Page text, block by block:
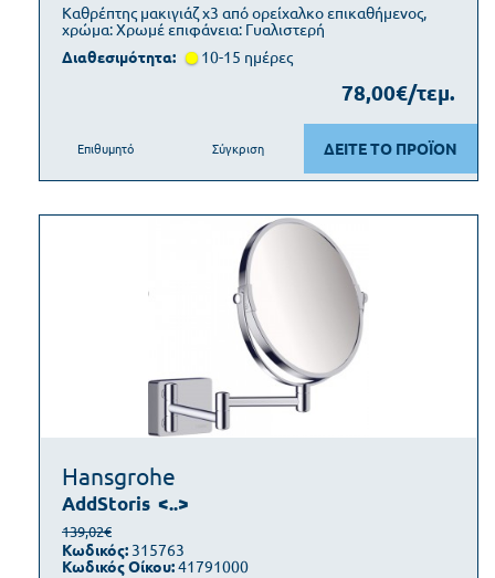
Καθρέπτης μακιγιάζ x3 από ορείχαλκο επικαθήμενος,
χρώμα: Χρωμέ επιφάνεια: Γυαλιστερή
Διαθεσιμότητα: 10-15 ημέρες
78,00€/τεμ.
ΔΕΙΤΕ ΤΟ ΠΡΟΪΟΝ
Επιθυμητό Σύγκριση
Hansgrohe
AddStoris <..>
139,02€
Κωδικός: 315763
Κωδικός Οίκου:41791000